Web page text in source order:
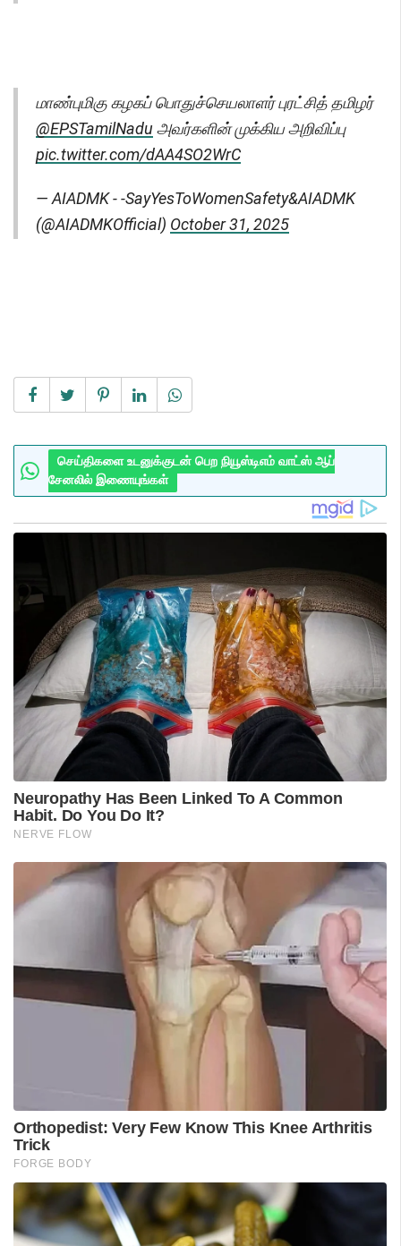
மாண்புமிகு கழகப் பொதுச்செயலாளர் புரட்சித் தமிழர்
@EPSTamilNadu அவர்களின் முக்கிய அறிவிப்பு
pic.twitter.com/dAA4SO2WrC
— AIADMK - -SayYesToWomenSafety&AIADMK
(@AIADMKOfficial) October 31, 2025
செய்திகளை உடனுக்குடன் பெற நியூஸ்டிஎம் வாட்ஸ் ஆப்
சேனலில் இணையுங்கள்